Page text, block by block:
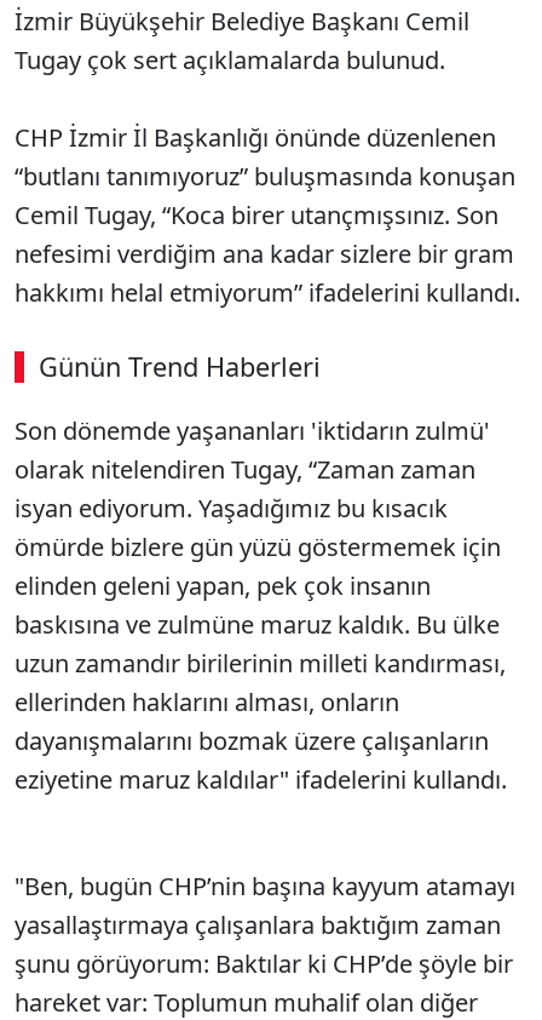
İzmir Büyükşehir Belediye Başkanı Cemil
Tugay çok sert açıklamalarda bulunud.
CHP İzmir İl Başkanlığı önünde düzenlenen
“butlanı tanımıyoruz” buluşmasında konuşan
Cemil Tugay, “Koca birer utançmışsınız. Son
nefesimi verdiğim ana kadar sizlere bir gram
hakkımı helal etmiyorum” ifadelerini kullandı.
Günün Trend Haberleri
SÖZCÜ SON DAKİKA
Son dönemde yaşananları 'iktidarın zulmü'
olarak nitelendiren Tugay, “Zaman zaman
isyan ediyorum. Yaşadığımız bu kısacık
ömürde bizlere gün yüzü göstermemek için
elinden geleni yapan, pek çok insanın
baskısına ve zulmüne maruz kaldık. Bu ülke
uzun zamandır birilerinin milleti kandırması,
ellerinden haklarını alması, onların
dayanışmalarını bozmak üzere çalışanların
eziyetine maruz kaldılar" ifadelerini kullandı.
"Ben, bugün CHP’nin başına kayyum atamayı
yasallaştırmaya çalışanlara baktığım zaman
şunu görüyorum: Baktılar ki CHP’de şöyle bir
hareket var: Toplumun muhalif olan diğer